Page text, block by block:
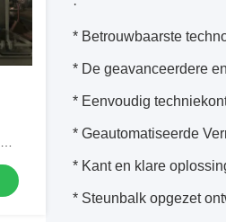
·
* Betrouwbaarste
* De geavanceerdere
* Eenvoudig
* Geautomatiseerde
* Kant en klare
* Steunbalk opgezet